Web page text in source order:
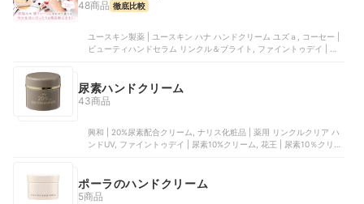
48商品 徹底比較
ユースキン製薬 | ユースキン ハナ ハンドクリーム ユズａ, コーセー |
ビューティハンドセラム リンクル＆ブライト, ファイントゥデイ | 尿
尿素ハンドクリーム
43商品
興和 | 20%尿素配合クリーム, ナリス化粧品 | 薬用 リンクルクリア ハ
ンドUV, ファイントゥデイ | 尿素10%クリーム, 花王 | 尿素10％クリー
ポーラのハンドクリーム
5商品